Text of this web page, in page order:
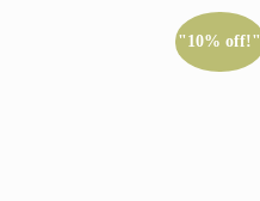
"10% off!"